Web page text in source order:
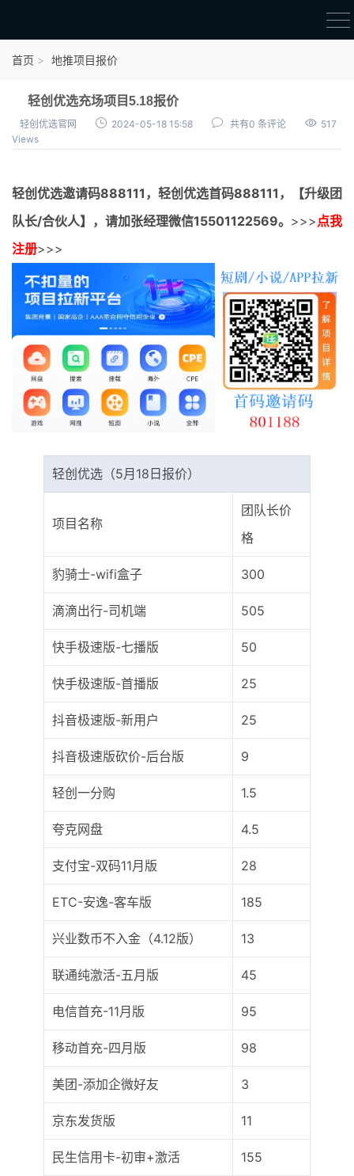
结算进度
团队长扶持
充场项目报价
无人直播
电商入门
最新通知
项目介绍
首页 地推项目报价
轻创优选充场项目5.18报价
轻创优选官网 2024-05-18 15:58 共有0 条评论
517
Views
轻创优选邀请码888111， 轻创优选首码888111，【升级团
队长/合伙人】，请加张经理微信15501122569。 >>>点我
注册>>>
轻创优选（5月18日报价）
项目名称
团队长价
格
豹骑士-wifi盒子 300
滴滴出行-司机端 505
快手极速版-七播版 50
快手极速版-首播版 25
抖音极速版-新用户 25
抖音极速版砍价-后台版 9
轻创一分购 1.5
夸克网盘 4.5
支付宝-双码11月版 28
ETC-安逸-客车版 185
兴业数币不入金（4.12版） 13
联通纯激活-五月版 45
电信首充-11月版 95
移动首充-四月版 98
美团-添加企微好友 3
京东发货版 11
民生信用卡-初审+激活 155